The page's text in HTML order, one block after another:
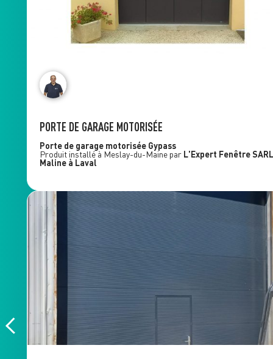
PORTE DE GARAGE MOTORISÉE
Porte de garage motorisée Gypass
Produit installé à Meslay-du-Maine par L'Expert FenêtreSARL
Maline à Laval